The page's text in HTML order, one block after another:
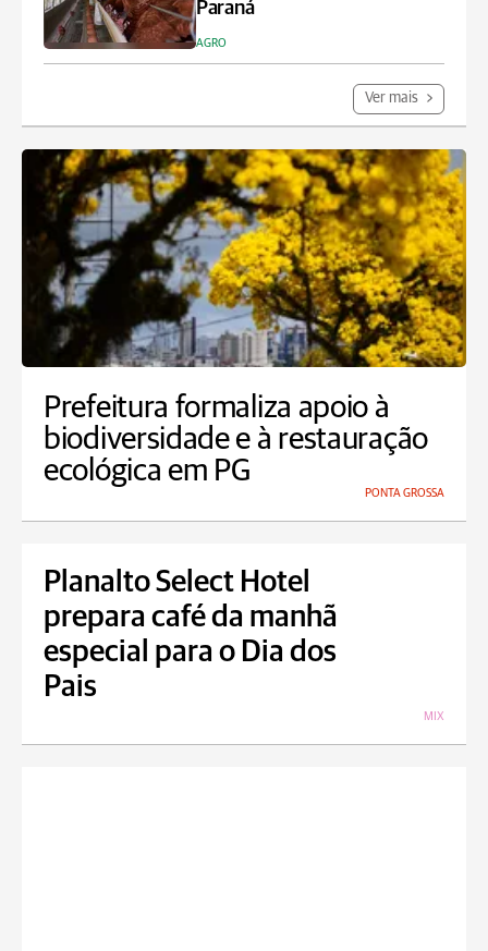
Paraná
AGRO
Ver mais
Prefeitura formaliza apoio à
biodiversidade e à restauração
ecológica em PG
PONTA GROSSA
Planalto Select Hotel
prepara café da manhã
especial para o Dia dos
Pais
MIX